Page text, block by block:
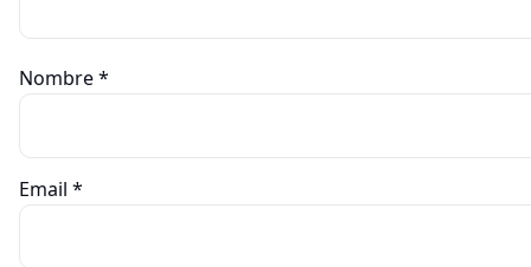
Nombre*
Email *